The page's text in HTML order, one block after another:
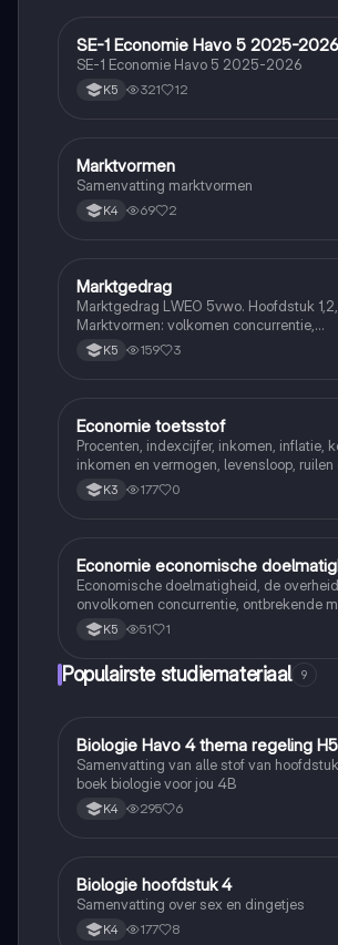
Economie
SE-1 Economie Havo 5 2025-2026
SE-1 Economie Havo 5 2025-2026
K5 321 12
Economie
Marktvormen
Samenvatting marktvormen
K4 69 2
Economie
Marktgedrag
Marktgedrag LWEO 5vwo. Hoofdstuk
Marktvormen: volkomen concurrentie,
monopolistische concurrentie, oligopolie
K5 159 3
Economie
Economie toetsstof
Procenten, indexcijfer, inkomen, inflatie,
inkomen en vermogen, levensloop, ruilen
rente (interest), spaarrekening en
particuliere verzekeringen, averechtse
K3 177 0
Economie
Economie economische
Economische doelmatigheid, de
onvolkomen concurrentie, ontbrekende
K5 51 1
Populairste studiemateriaal 9
Biologie
Biologie Havo 4 thema regeling H5
Samenvatting van alle stof van
boek biologie voor jou 4B
K4 295 6
Biologie
Biologie hoofdstuk 4
Samenvatting over sex en dingetjes
K4 177 8